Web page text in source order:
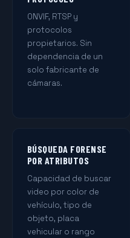
ONVIF, RTSP y
protocolos
propietarios. Sin
dependencia de un
solo fabricante de
cámaras.
BÚSQUEDA FORENSE
POR ATRIBUTOS
Capacidad de buscar
video por color de
vehículo, tipo de
objeto, placa
vehicular o rango